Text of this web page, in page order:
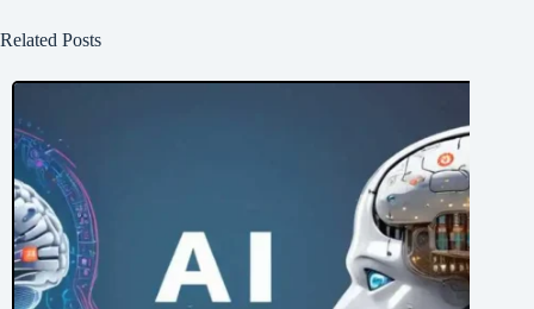
Related Posts